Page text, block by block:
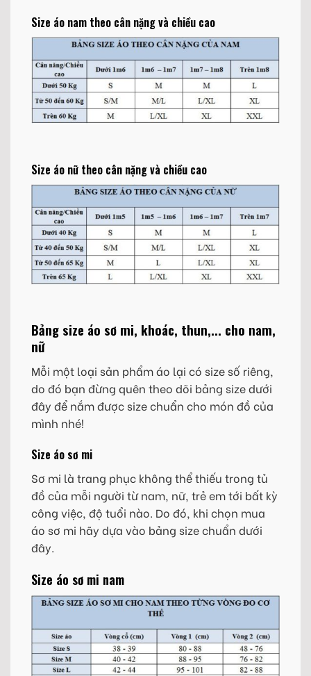
Size áo nam theo cân nặng và chiều cao
Size áo nữ theo cân nặng và chiều cao
Bảng size áo sơ mi, khoác, thun,... cho nam,
nữ
Mỗi một loại sản phẩm áo lại có size số riêng,
do đó bạn đừng quên theo dõi bảng size dưới
đây để nắm được size chuẩn cho món đồ của
mình nhé!
Size áo sơ mi
Sơ mi là trang phục không thể thiếu trong tủ
đồ của mỗi người từ nam, nữ, trẻ em tới bất kỳ
công việc, độ tuổi nào. Do đó, khi chọn mua
áo sơ mi hãy dựa vào bảng size chuẩn dưới
đây.
Size áo sơ mi nam